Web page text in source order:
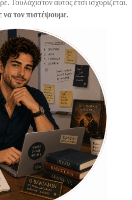
τον πιστέψουμε.